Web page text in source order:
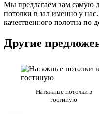
Мы предлагаем вам самую
потолки в зал именно у
качественного полотна по
Другие
Натяжные потолки в
гостиную